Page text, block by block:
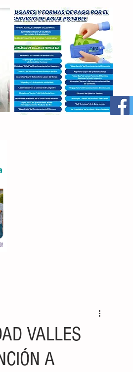
VALLES
A